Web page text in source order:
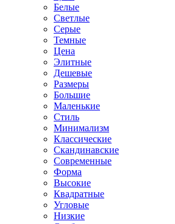
Белые
Светлые
Серые
Темные
Цена
Элитные
Дешевые
Размеры
Большие
Маленькие
Стиль
Минимализм
Классические
Скандинавские
Современные
Форма
Высокие
Квадратные
Угловые
Низкие